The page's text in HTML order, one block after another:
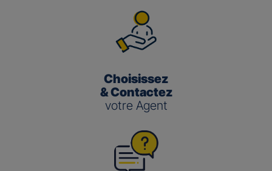
Choisissez
& Contactez
votre Agent